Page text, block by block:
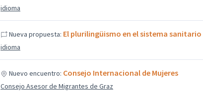
idioma
Nueva propuesta: El plurilingüismo en el sistema sanitario
idioma
Nuevo encuentro: Consejo Internacional de Mujeres
Consejo Asesor de Migrantes de Graz